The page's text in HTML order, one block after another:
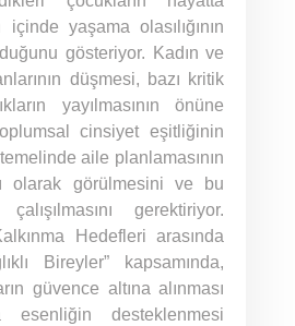
yaşama olasılığının
gösteriyor. Kadın ve
düşmesi, bazı kritik
yayılmasının önüne
cinsiyet eşitliğinin
aile planlamasının
olarak görülmesini ve bu
gerektiriyor.
Hedefleri arasında
Bireyler” kapsamında,
güvence altına alınması
desteklenmesi